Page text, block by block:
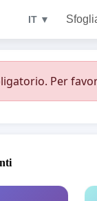
IT ▼
Per